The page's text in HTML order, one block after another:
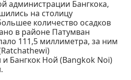
администрации Бангкока,
на столицу
количество осадков
в районе Патумван
111,5 миллиметра, за ним
Бангкок Ной (Bangkok Noi)